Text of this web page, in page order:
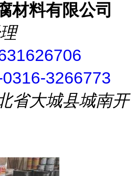
材料有限公司
3266773
省大城县城南开